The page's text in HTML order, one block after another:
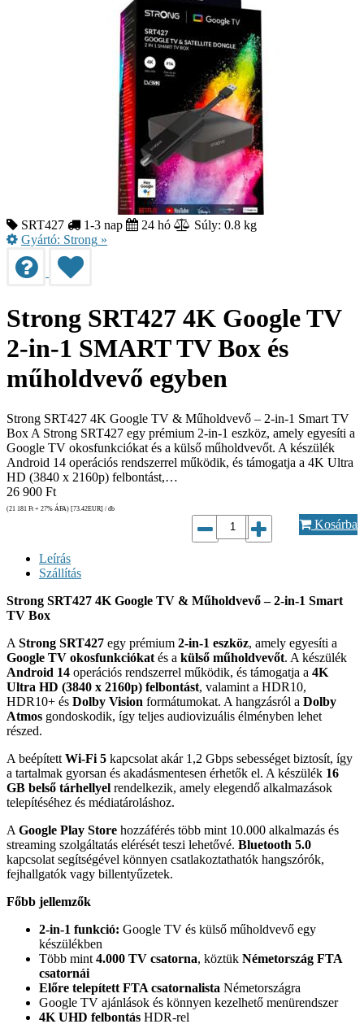
SRT427 1-3 nap 24 hó
Súly: 0.8 kg
Gyártó: Strong »
Strong SRT427 4K Google TV
2-in-1 SMART TV Box és
műholdvevő egyben
Strong SRT427 4K Google TV & Műholdvevő – 2-in-1 Smart TV
Box A Strong SRT427 egy prémium 2-in-1 eszköz, amely egyesíti a
Google TV okosfunkciókat és a külső műholdvevőt. A készülék
Android 14 operációs rendszerrel működik, és támogatja a 4K Ultra
HD (3840 x 2160p) felbontást,…
26 900 Ft
(21 181 Ft + 27% ÁFA) [73.42EUR] / db
Kosárba
Leírás
Szállítás
Strong SRT427 4K Google TV & Műholdvevő – 2-in-1 Smart
TV Box
A Strong SRT427 egy prémium 2-in-1 eszköz, amely egyesíti a
Google TV okosfunkciókat és a külső műholdvevőt. A készülék
Android 14 operációs rendszerrel működik, és támogatja a 4K
Ultra HD (3840 x 2160p) felbontást, valamint a HDR10,
HDR10+ és Dolby Vision formátumokat. A hangzásról a Dolby
Atmos gondoskodik, így teljes audiovizuális élményben lehet
részed.
A beépített Wi-Fi 5 kapcsolat akár 1,2 Gbps sebességet biztosít, így
a tartalmak gyorsan és akadásmentesen érhetők el. A készülék 16
GB belső tárhellyel rendelkezik, amely elegendő alkalmazások
telepítéséhez és médiatároláshoz.
A Google Play Store hozzáférés több mint 10.000 alkalmazás és
streaming szolgáltatás elérését teszi lehetővé. Bluetooth 5.0
kapcsolat segítségével könnyen csatlakoztathatók hangszórók,
fejhallgatók vagy billentyűzetek.
Főbb jellemzők
2-in-1 funkció: Google TV és külső műholdvevő egy
készülékben
Több mint 4.000 TV csatorna, köztük Németország FTA
csatornái
Előre telepített FTA csatornalista Németországra
Google TV ajánlások és könnyen kezelhető menürendszer
4K UHD felbontás HDR-rel